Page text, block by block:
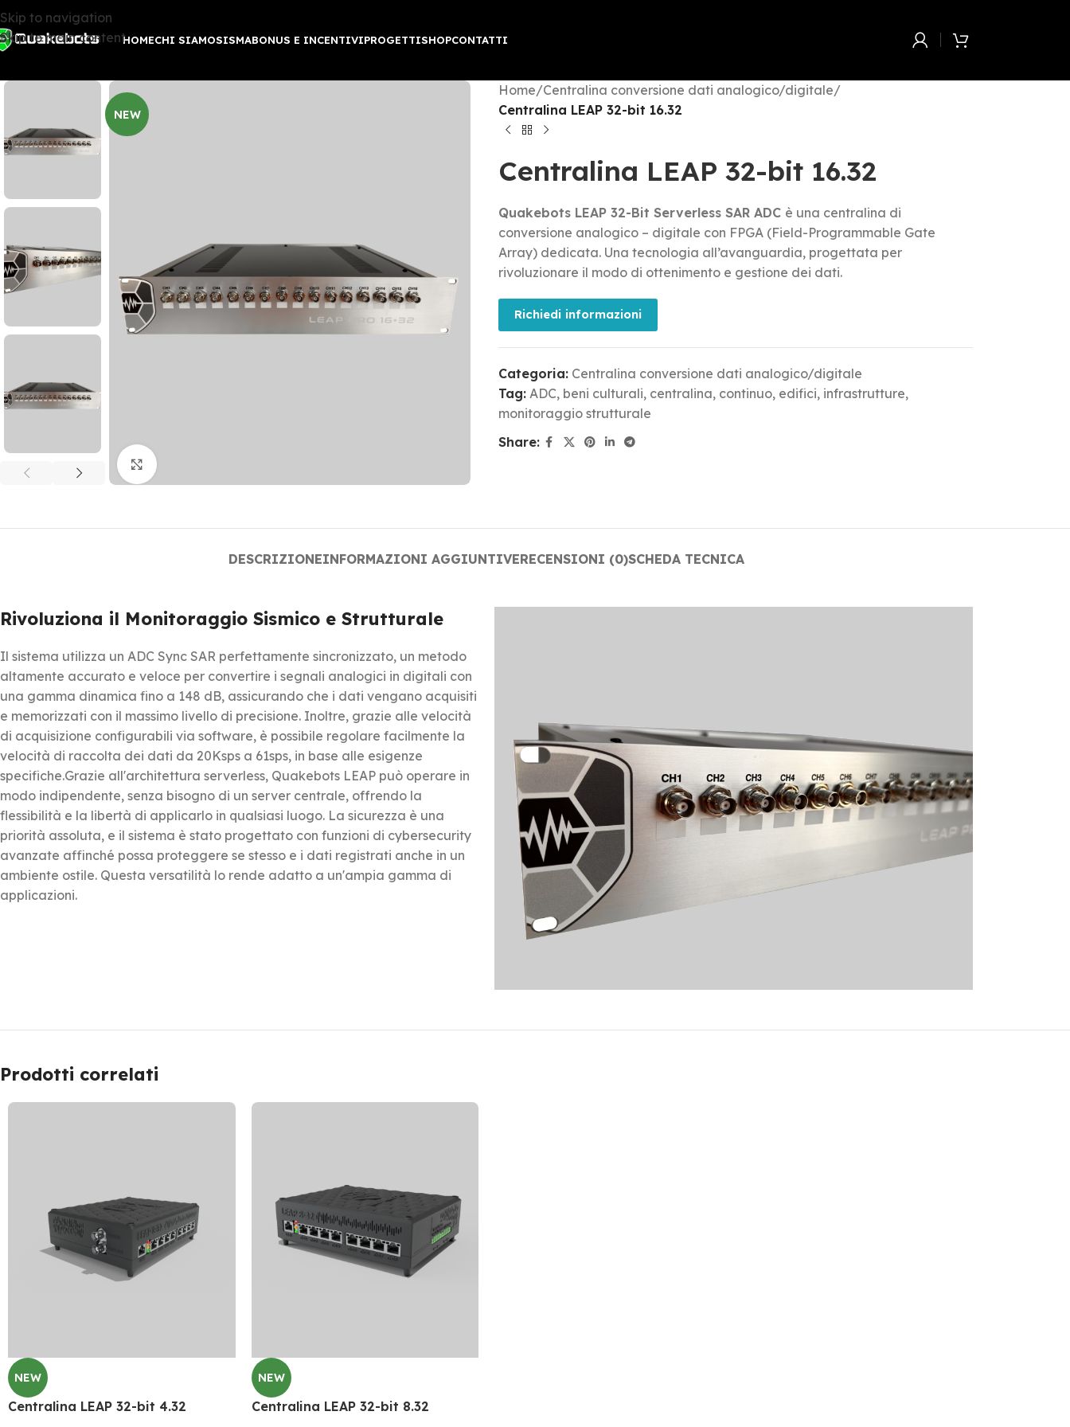
Skip to navigation
Skip to main contentHOMECHI SIAMOSISMABONUS E INCENTIVIPROGETTISHOPCONTATTI
NEW
Home/Centralina conversione dati analogico/digitale/
Centralina LEAP 32-bit 16.32
Centralina LEAP 32-bit 16.32
Quakebots LEAP 32-Bit Serverless SAR ADC è una centralina di
conversione analogico – digitale con FPGA (Field-Programmable Gate
Array) dedicata. Una tecnologia all’avanguardia, progettata per
rivoluzionare il modo di ottenimento e gestione dei dati.
Richiedi informazioni
Categoria: Centralina conversione dati analogico/digitale
Tag: ADC, beni culturali, centralina, continuo, edifici, infrastrutture,
monitoraggio strutturale
Share:
DESCRIZIONEINFORMAZIONI AGGIUNTIVERECENSIONI (0)SCHEDA TECNICA
Rivoluziona il Monitoraggio Sismico e Strutturale
Il sistema utilizza un ADC Sync SAR perfettamente sincronizzato, un metodo
altamente accurato e veloce per convertire i segnali analogici in digitali con
una gamma dinamica fino a 148 dB, assicurando che i dati vengano acquisiti
e memorizzati con il massimo livello di precisione. Inoltre, grazie alle velocità
di acquisizione configurabili via software, è possibile regolare facilmente la
velocità di raccolta dei dati da 20Ksps a 61sps, in base alle esigenze
specifiche.Grazie all'architettura serverless, Quakebots LEAP può operare in
modo indipendente, senza bisogno di un server centrale, offrendo la
flessibilità e la libertà di applicarlo in qualsiasi luogo. La sicurezza è una
priorità assoluta, e il sistema è stato progettato con funzioni di cybersecurity
avanzate affinché possa proteggere se stesso e i dati registrati anche in un
ambiente ostile. Questa versatilità lo rende adatto a un'ampia gamma di
applicazioni.
Prodotti correlati
NEW
Centralina LEAP 32-bit 4.32
NEW
Centralina LEAP 32-bit 8.32